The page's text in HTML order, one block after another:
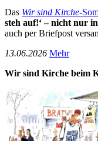
Das Wir sind Kirche-
steh auf!‘ – nicht nur
auch per Briefpost
13­.06.2026 Mehr
Wir sind Kirche beim